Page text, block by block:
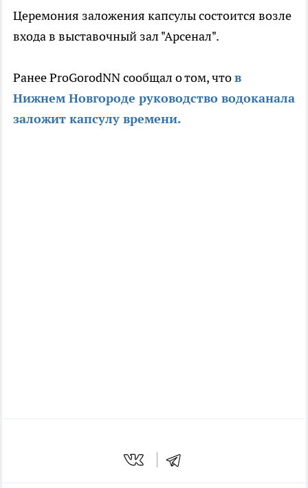
Церемония заложения капсулы состоится возле
входа в выставочный зал "Арсенал".
Ранее ProGorodNN сообщал о том, чтов
Нижнем Новгороде руководство водоканала
заложит капсулу времени.